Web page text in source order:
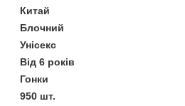
Китай
Блочний
Унісекс
Від 6 років
Гонки
950 шт.